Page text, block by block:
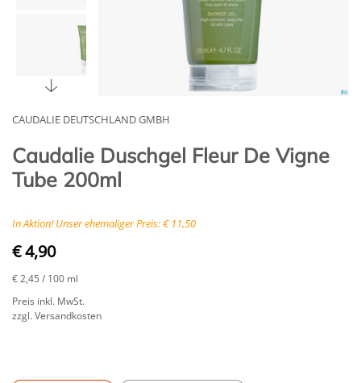
CAUDALIE DEUTSCHLAND GMBH
Caudalie Duschgel Fleur De Vigne
Tube 200ml
In Aktion! Unser ehemaliger Preis: € 11,50
€ 4,90
€ 2,45 / 100 ml
Preis inkl. MwSt.
zzgl. Versandkosten